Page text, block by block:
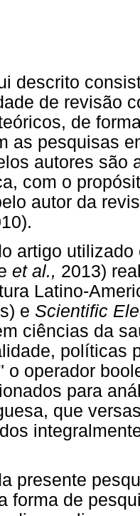
descrito
de revisão
de
as pesquisas
autores são
com o
autor da
artigo
et al., 2013)
Latino-
e Scientific
ciências da
políticas
o operador
para
que
presente
forma de